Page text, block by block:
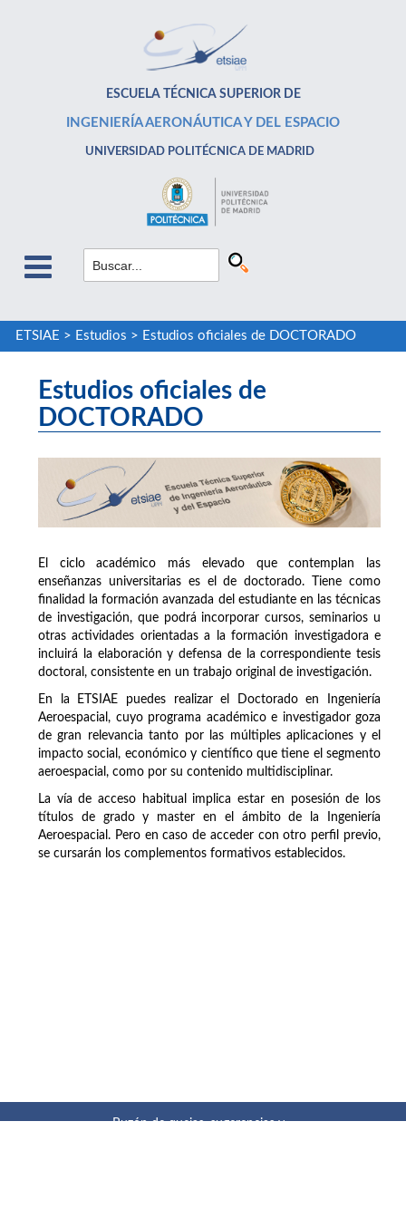
ESCUELA TÉCNICA SUPERIOR DE
INGENIERÍA AERONÁUTICA Y DEL ESPACIO
UNIVERSIDAD POLITÉCNICA DE MADRID
ETSIAE > Estudios > Estudios oficiales de DOCTORADO
Estudios oficiales de
DOCTORADO
El ciclo académico más elevado que contemplan las
enseñanzas universitarias es el de doctorado. Tiene como
finalidad la formación avanzada del estudiante en las técnicas
de investigación, que podrá incorporar cursos, seminarios u
otras actividades orientadas a la formación investigadora e
incluirá la elaboración y defensa de la correspondiente tesis
doctoral, consistente en un trabajo original de investigación.
En la ETSIAE puedes realizar el Doctorado en Ingeniería
Aeroespacial, cuyo programa académico e investigador goza
de gran relevancia tanto por las múltiples aplicaciones y el
impacto social, económico y científico que tiene el segmento
aeroespacial, como por su contenido multidisciplinar.
La vía de acceso habitual implica estar en posesión de los
títulos de grado y master en el ámbito de la Ingeniería
Aeroespacial. Pero en caso de acceder con otro perfil previo,
se cursarán los complementos formativos establecidos.
Buzón de quejas, sugerencias y